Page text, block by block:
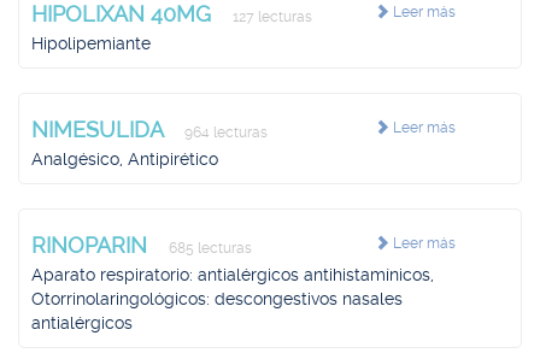
Leer más
HIPOLIXAN 40MG 127 lecturas
Hipolipemiante
Leer más
NIMESULIDA 964 lecturas
Analgésico, Antipirético
Leer más
RINOPARIN 685 lecturas
Aparato respiratorio: antialérgicos antihistamínicos,
Otorrinolaringológicos: descongestivos nasales
antialérgicos